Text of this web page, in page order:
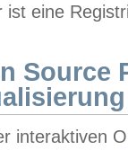
ist eine
Source
interaktiven